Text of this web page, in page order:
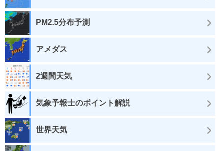
PM2.5分布予測
アメダス
2週間天気
気象予報士のポイント解説
世界天気